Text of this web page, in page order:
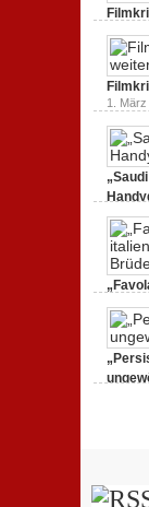
1.
1. März
25.